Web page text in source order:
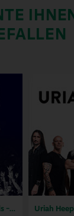
Nick Cave & The Bad Seeds - Tour 2026 Uriah